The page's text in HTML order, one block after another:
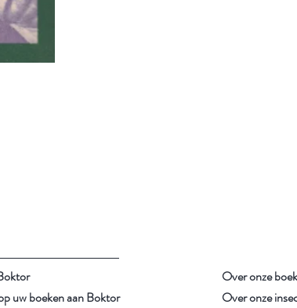
uw boeken aan Boktor
Over onze
Over onze